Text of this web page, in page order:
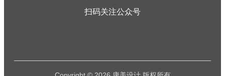
扫码关注公众号